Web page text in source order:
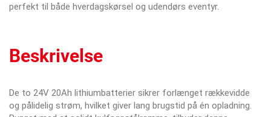
perfekt til både hverdagskørsel og udendørs eventyr.
Beskrivelse
De to 24V 20Ah lithiumbatterier sikrer forlænget rækkevidde
og pålidelig strøm, hvilket giver lang brugstid på én opladning.